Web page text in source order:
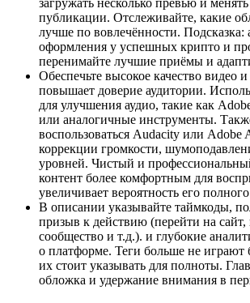
загружать несколько превью и
публикации. Отслеживайте, какие
лучше по вовлечённости. Подсказка:
оформления у успешных крипто и
перенимайте лучшие приёмы и
Обеспечьте высокое качество видео
повышает доверие аудитории.
для улучшения аудио, такие как
или аналогичные инструменты.
воспользоваться Audacity или Adobe
коррекции громкости,
уровней. Чистый и
контент более комфортным для
увеличивает вероятность его
В описании указывайте таймкоды,
призыв к действию (перейти на сайт,
сообщество и т.д.). и глубокие
о платформе. Теги больше не
их стоит указывать для полноты.
обложка и удержание внимания в